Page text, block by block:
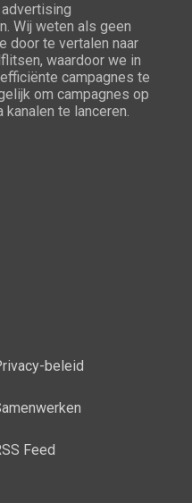
Wij weten als geen
door te vertalen naar
waardoor we in
campagnes te
om campagnes op
te lanceren.
beleid
Feed